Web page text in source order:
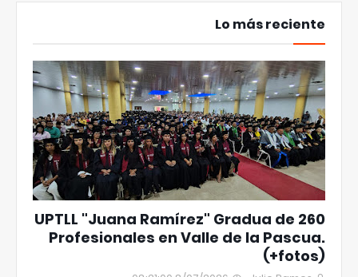
Lo más reciente
UPTLL "Juana Ramírez" Gradua de 260
Profesionales en Valle de la Pascua.
(+fotos)